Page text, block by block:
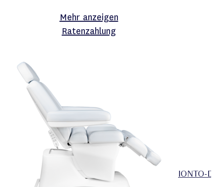
Mehr anzeigen
Ratenzahlung
IONTO-